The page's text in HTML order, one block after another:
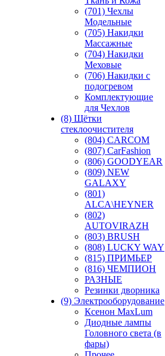
(701) Чехлы
Модельные
(705) Накидки
Массажные
(704) Накидки
Меховые
(706) Накидки с
подогревом
Комплектующие
для Чехлов
(8) Щётки
стеклоочистителя
(804) CARCOM
(807) CarFashion
(806) GOODYEAR
(809) NEW
GALAXY
(801)
ALCA\HEYNER
(802)
AUTOVIRAZH
(803) BRUSH
(808) LUCKY WAY
(815) ПРИМЬЕР
(816) ЧЕМПИОН
РАЗНЫЕ
Резинки дворника
(9) Электрооборудование
Ксенон MaxLum
Диодные лампы
Головного света (в
фары)